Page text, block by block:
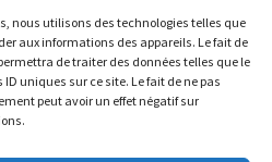
nous utilisons des technologies telles que
aux informations des appareils. Le fait de
de traiter des données telles que le
uniques sur ce site. Le fait de ne pas
peut avoir un effet négatif sur
la Commune de Peyre en
légales-Politique de